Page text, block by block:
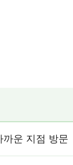
운 지점 방문